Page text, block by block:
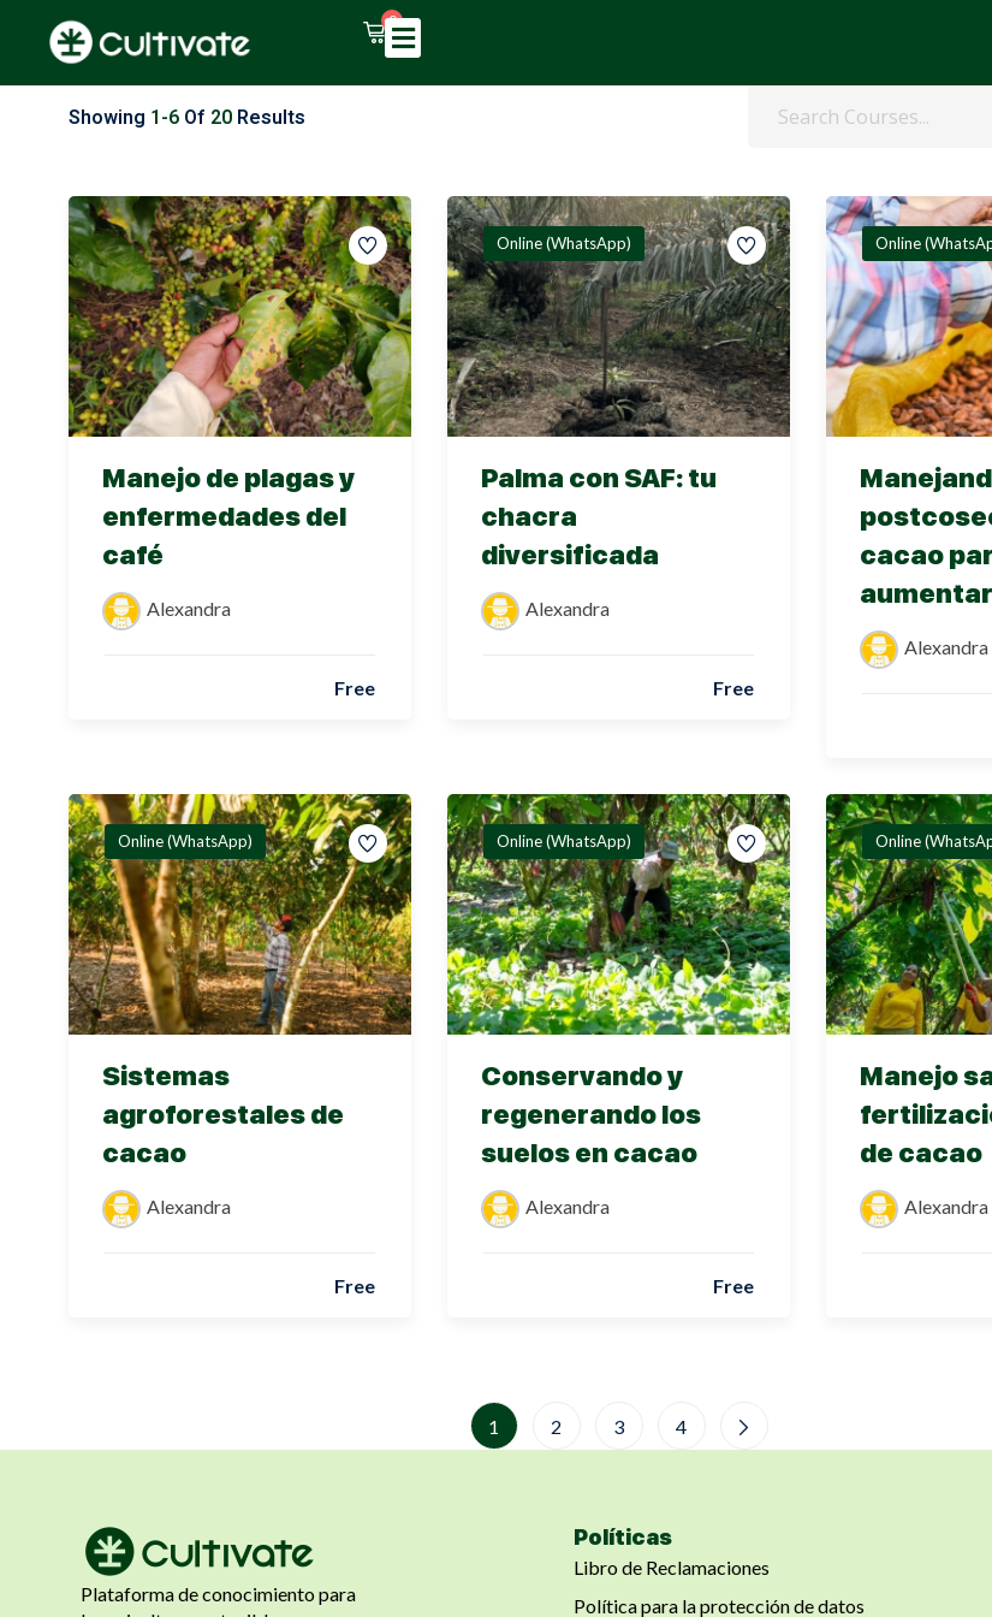
0
Showing 1-6 Of 20 Results
Manejo de plagas y
enfermedades del
café
Alexandra
Free
Online (WhatsApp)
Palma con SAF: tu
chacra
diversificada
Alexandra
Free
Online
cacao
Alexandra
Online (WhatsApp)
Sistemas
agroforestales de
cacao
Alexandra
Free
Online (WhatsApp)
Conservando y
regenerando los
suelos en cacao
Alexandra
Free
Online
Manejo
de cacao
Alexandra
1 2 3 4
Plataforma de conocimiento para
Políticas
Libro de Reclamaciones
Política para la protección de datos
Sign in Sign up
Sign in
Don’t have an account?Sign up